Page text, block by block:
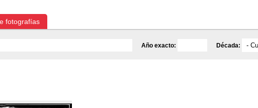
fotografías
Año exacto: Década: